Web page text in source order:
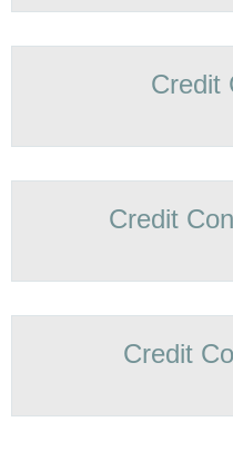
Credit
Credit
Credit